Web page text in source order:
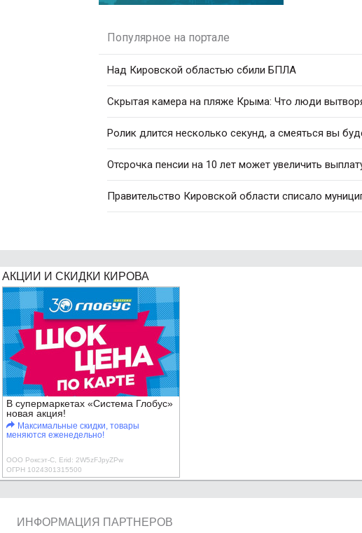
Популярное на портале
Над Кировской областью сбили БПЛА
Скрытая камера на пляже Крыма: Что люди
Ролик длится несколько секунд, а смеяться вы
Отсрочка пенсии на 10 лет может увеличить
Правительство Кировской области списало
АКЦИИ И СКИДКИ КИРОВА
В супермаркетах «Система Глобус»
новая акция!
Максимальные скидки, товары
меняются еженедельно!
ООО Роксэт-С, Erid: 2W5zFJpyZPw
ОГРН 1024301315500
ИНФОРМАЦИЯ ПАРТНЕРОВ